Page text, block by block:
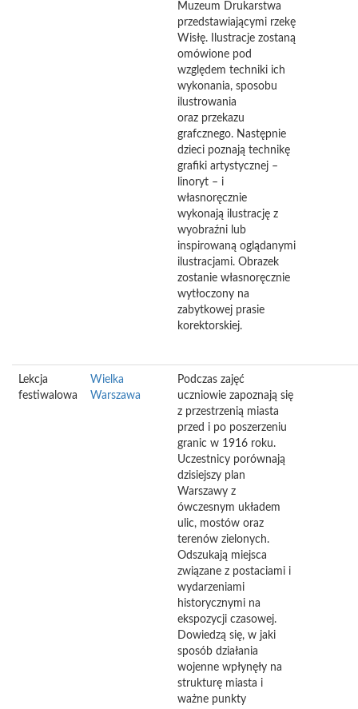
Muzeum Drukarstwa
przedstawiającymi rzekę
Wisłę. Ilustracje zostaną
omówione pod
względem techniki ich
wykonania, sposobu
ilustrowania
oraz przekazu
grafcznego. Następnie
dzieci poznają technikę
grafiki artystycznej –
linoryt – i
własnoręcznie
wykonają ilustrację z
wyobraźni lub
inspirowaną oglądanymi
ilustracjami. Obrazek
zostanie własnoręcznie
wytłoczony na
zabytkowej prasie
korektorskiej.
Lekcja
festiwalowa
Wielka
Warszawa
Podczas zajęć
uczniowie zapoznają się
z przestrzenią miasta
przed i po poszerzeniu
granic w 1916 roku.
Uczestnicy porównają
dzisiejszy plan
Warszawy z
ówczesnym układem
ulic, mostów oraz
terenów zielonych.
Odszukają miejsca
związane z postaciami i
wydarzeniami
historycznymi na
ekspozycji czasowej.
Dowiedzą się, w jaki
sposób działania
wojenne wpłynęły na
strukturę miasta i
ważne punkty